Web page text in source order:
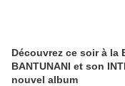
Découvrez ce soir à la
BANTUNANI et son
nouvel album